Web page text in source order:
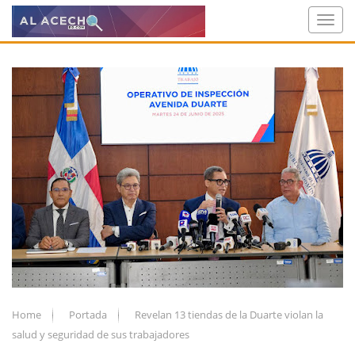
Home Portada
Revelan 13 tiendas de la Duarte violan la
salud y seguridad de sus trabajadores